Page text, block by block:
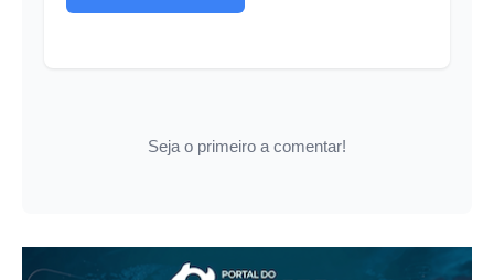
Seja o primeiro a comentar!